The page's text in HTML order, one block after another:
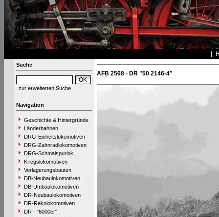
Suche
zur erweiterten Suche
Navigation
Geschichte & Hintergründe
Länderbahnen
DRG-Einheitslokomotiven
DRG-Zahnradlokomotiven
DRG-Schmalspurlok.
Kriegslokomotiven
Verlagerungsbauten
DB-Neubaulokomotiven
DB-Umbaulokomotiven
DR-Neubaulokomotiven
DR-Rekolokomotiven
DR - "6000er"
AFB 2568 - DR "50 2146-4"